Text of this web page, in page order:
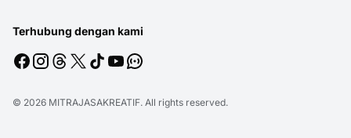
Terhubung dengan kami
© 2026 MITRAJASAKREATIF. All rights reserved.